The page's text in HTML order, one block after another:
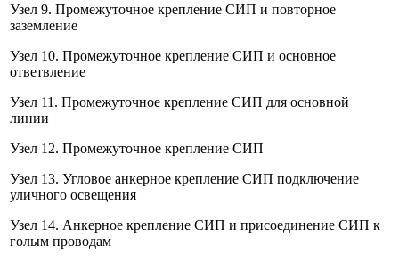
Узел 9. Промежуточное крепление СИП и повторное
заземление
Узел 10. Промежуточное крепление СИП и основное
ответвление
Узел 11. Промежуточное крепление СИП для основной
линии
Узел 12. Промежуточное крепление СИП
Узел 13. Угловое анкерное крепление СИП подключение
уличного освещения
Узел 14. Анкерное крепление СИП и присоединение СИП к
голым проводам